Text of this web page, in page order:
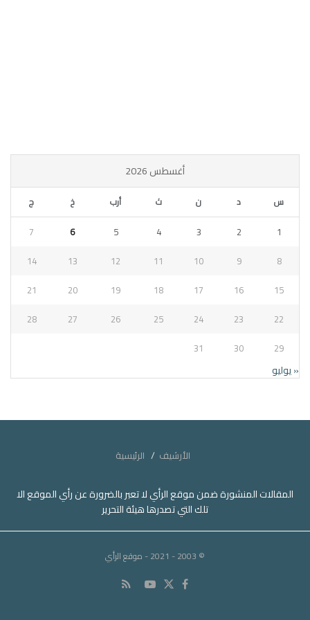
أغسطس 2026
س د ن ث أرب خ ج
1
2
3
4
5
6
7
8
9
10
11
12
13
14
15
16
17
18
19
20
21
22
23
24
25
26
27
28
29
30
31
« يوليو
الأرشيف الرئيسية
المقالات المنشورة ضمن موقع الرأي لا تعبر بالضرورة عن رأي الموقع الا
تلك التي تصدرها هيئة التحرير
© 2003 - 2021 - موقع الرأي